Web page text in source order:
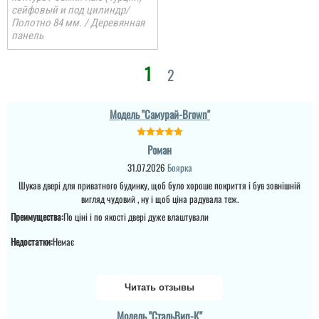
сейфовый и под цилиндр/
Полотно 84 мм. / Деревянная
панель
1 2
Модель "Самурай-Brown"
Роман
31.07.2026 Боярка
Шукав двері для приватного будинку, щоб було хороше покриття і був зовнішній
вигляд чудовий , ну і щоб ціна радувала теж.
Преимущества:По ціні і по якості двері дуже влаштували
Недостатки:Немає
Читать отзывы
Модель "СтальВип-К"